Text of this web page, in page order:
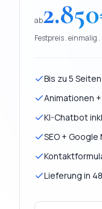
ab2.850
Festpreis . einmalig
Bis zu 5 Seiten
Animationen
KI-Chatbot
SEO +
Lieferung in